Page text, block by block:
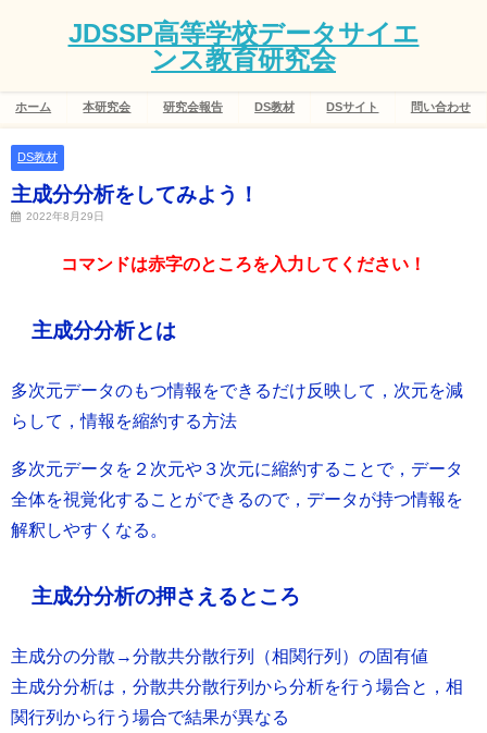
JDSSP高等学校データサイエ
ンス教育研究会
ホーム 本研究会 研究会報告 DS教材 DSサイト 問い合わせ
DS教材
主成分分析をしてみよう！
2022年8月29日
コマンドは赤字のところを入力してください！
主成分分析とは
多次元データのもつ情報をできるだけ反映して，次元を減
らして，情報を縮約する方法
多次元データを２次元や３次元に縮約することで，データ
全体を視覚化することができるので，データが持つ情報を
解釈しやすくなる。
主成分分析の押さえるところ
主成分の分散→分散共分散行列（相関行列）の固有値
主成分分析は，分散共分散行列から分析を行う場合と，相
関行列から行う場合で結果が異なる